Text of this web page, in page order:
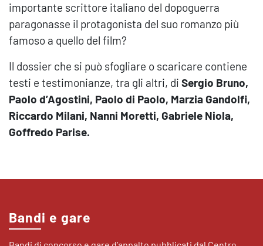
importante scrittore italiano del dopoguerra
paragonasse il protagonista del suo romanzo più
famoso a quello del film?
Il dossier che si può sfogliare o scaricare contiene
testi e testimonianze, tra gli altri, di Sergio Bruno,
Paolo d’Agostini, Paolo di Paolo, Marzia Gandolfi,
Riccardo Milani, Nanni Moretti, Gabriele Niola,
Goffredo Parise.
Bandi e gare